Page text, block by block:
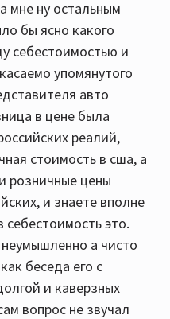
мне ну остальным
бы ясно какого
себестоимостью и
упомянутого
авто
в цене была
реалий,
стоимость в сша, а
розничные цены
и знаете вполне
себестоимость это.
а чисто
беседа его с
и каверзных
вопрос не звучал